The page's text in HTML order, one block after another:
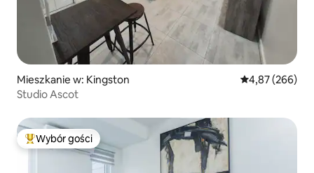
Mieszkanie w: Kingston Średnia
4,87 (266)
Studio Ascot
Najpopularniejsze z kategorii Wybór gości
Wybór gości